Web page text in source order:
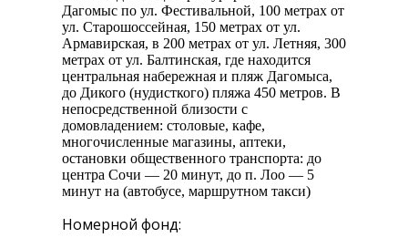
Дагомыс по ул. Фестивальной, 100 метрах от
ул. Старошоссейная, 150 метрах от ул.
Армавирская, в 200 метрах от ул. Летняя, 300
метрах от ул. Балтинская, где находится
центральная набережная и пляж Дагомыса,
до Дикого (нудисткого) пляжа 450 метров. В
непосредственной близости с
домовладением: столовые, кафе,
многочисленные магазины, аптеки,
остановки общественного транспорта: до
центра Сочи — 20 минут, до п. Лоо — 5
минут на (автобусе, маршрутном такси)
Номерной фонд: